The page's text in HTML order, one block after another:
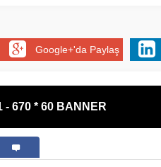
Google+'da Paylaş
- 670 * 60 BANNER